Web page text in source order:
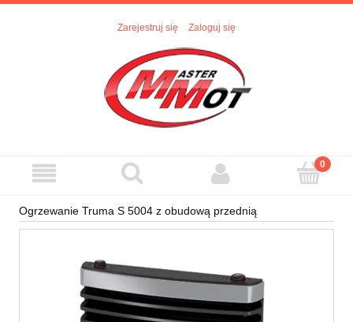
Zarejestruj się Zaloguj się
Ogrzewanie Truma S 5004 z obudową przednią